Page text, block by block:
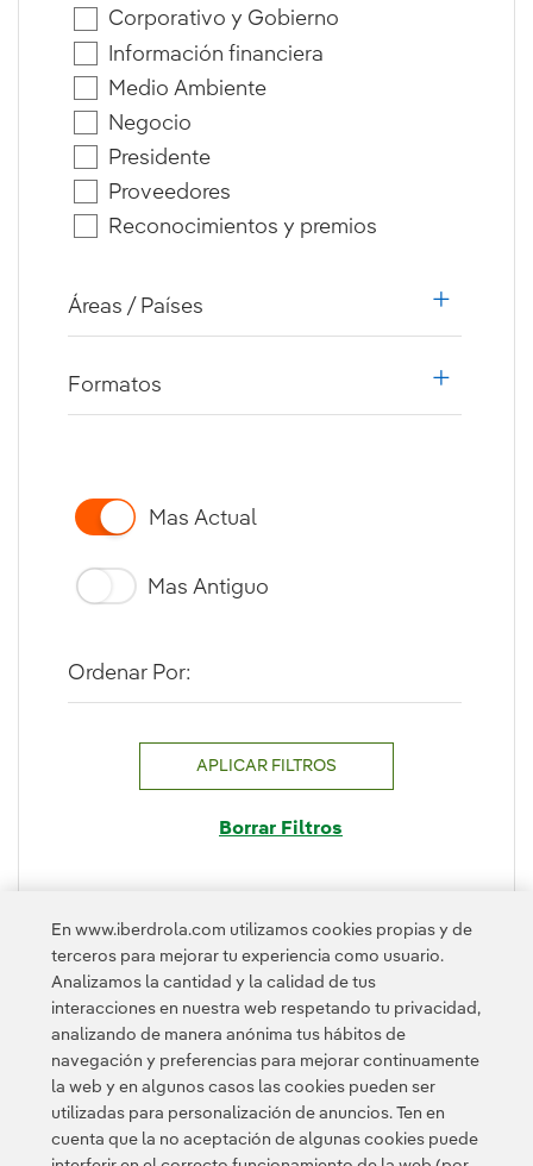
Corporativo y Gobierno
Información financiera
Medio Ambiente
Negocio
Presidente
Proveedores
Reconocimientos y premios
Áreas / Países
Formatos
Ordenar Por:
Mas Actual
Mas Antiguo
APLICAR FILTROS
Borrar Filtros
PLEGAR
En www.iberdrola.com utilizamos cookies propias y de
terceros para mejorar tu experiencia como usuario.
Analizamos la cantidad y la calidad de tus
interacciones en nuestra web respetando tu privacidad,
analizando de manera anónima tus hábitos de
navegación y preferencias para mejorar continuamente
la web y en algunos casos las cookies pueden ser
utilizadas para personalización de anuncios. Ten en
cuenta que la no aceptación de algunas cookies puede